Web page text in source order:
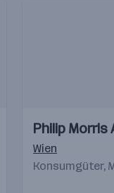
,Schladming
Videos
Einblicke
Einblicke
Philip Morris
Wien
Konsumgüter,